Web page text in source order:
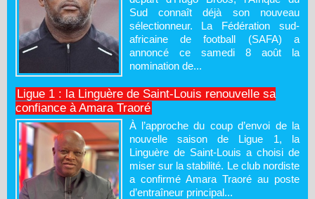
Sud connaît déjà son nouveau
sélectionneur. La Fédération sud-
africaine de football (SAFA) a
annoncé ce samedi 8 août la
nomination de...
Ligue 1 : la Linguère de Saint-Louis renouvelle sa
confiance à Amara Traoré
À l’approche du coup d’envoi de la
nouvelle saison de Ligue 1, la
Linguère de Saint-Louis a choisi de
miser sur la stabilité. Le club nordiste
a confirmé Amara Traoré au poste
d’entraîneur principal...